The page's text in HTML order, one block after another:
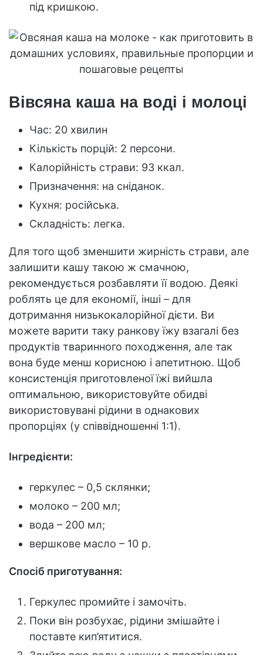
під кришкою.
Вівсяна каша на воді і молоці
Час: 20 хвилин
Кількість порцій: 2 персони.
Калорійність страви: 93 ккал.
Призначення: на сніданок.
Кухня: російська.
Складність: легка.
Для того щоб зменшити жирність страви, але
залишити кашу такою ж смачною,
рекомендується розбавляти її водою. Деякі
роблять це для економії, інші – для
дотримання низькокалорійної дієти. Ви
можете варити таку ранкову їжу взагалі без
продуктів тваринного походження, але так
вона буде менш корисною і апетитною. Щоб
консистенція приготовленої їжі вийшла
оптимальною, використовуйте обидві
використовувані рідини в однакових
пропорціях (у співвідношенні 1:1).
Інгредієнти:
геркулес – 0,5 склянки;
молоко – 200 мл;
вода – 200 мл;
вершкове масло – 10 р.
Спосіб приготування:
Геркулес промийте і замочіть.
Поки він розбухає, рідини змішайте і
поставте кип’ятитися.